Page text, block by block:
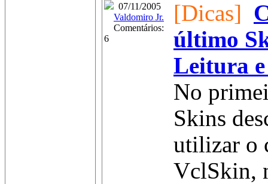
07/11/2005
Valdomiro Jr.
Comentários:
6
[Dicas]
último
Leitura
No
Skins
utilizar o
VclSkin,